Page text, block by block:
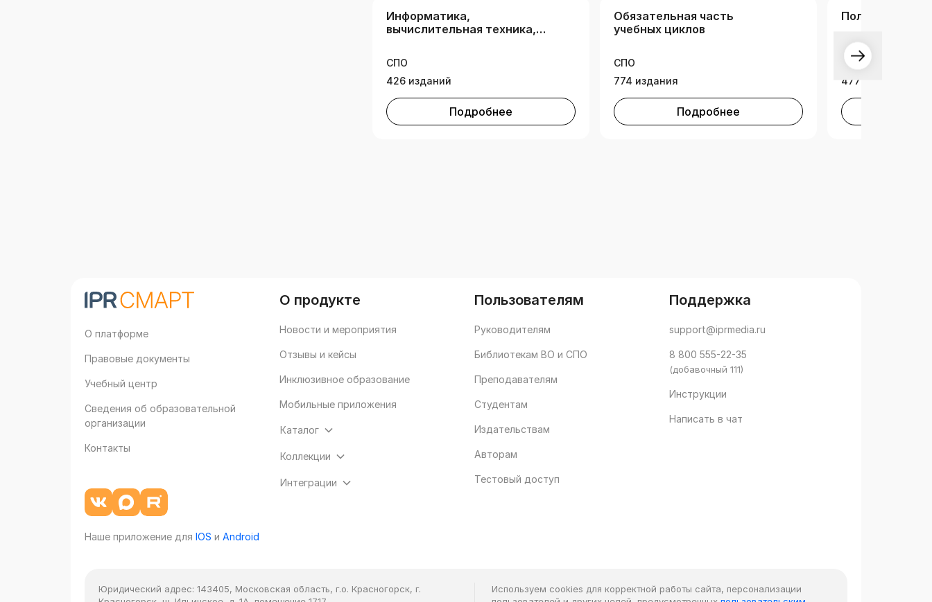
Информатика,
вычислительная техника,
технологии
СПО
426 изданий
Подробнее
Обязательная часть
учебных циклов
СПО
774 издания
Подробнее
Полная
СПО
4771 издание
О платформе
Правовые документы
Учебный центр
Сведения об образовательной
организации
Контакты
Наше приложение для IOS и Android
О продукте
Новости и мероприятия
Отзывы и кейсы
Инклюзивное образование
Мобильные приложения
Каталог
Коллекции
Интеграции
Пользователям
Руководителям
Библиотекам ВО и СПО
Преподавателям
Студентам
Издательствам
Авторам
Тестовый доступ
Поддержка
support@iprmedia.ru
8 800 555-22-35
(добавочный 111)
Инструкции
Написать в чат
Юридический адрес: 143405, Московская область, г.о. Красногорск, г.
Используем cookies для корректной работы сайта, персонализации